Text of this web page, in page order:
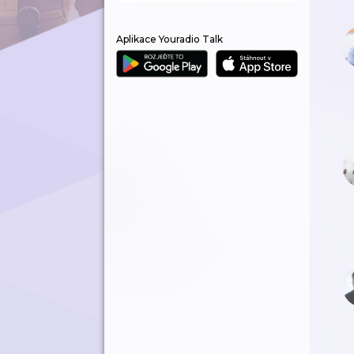
Aplikace Youradio Talk